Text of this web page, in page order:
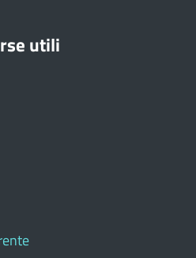
utili